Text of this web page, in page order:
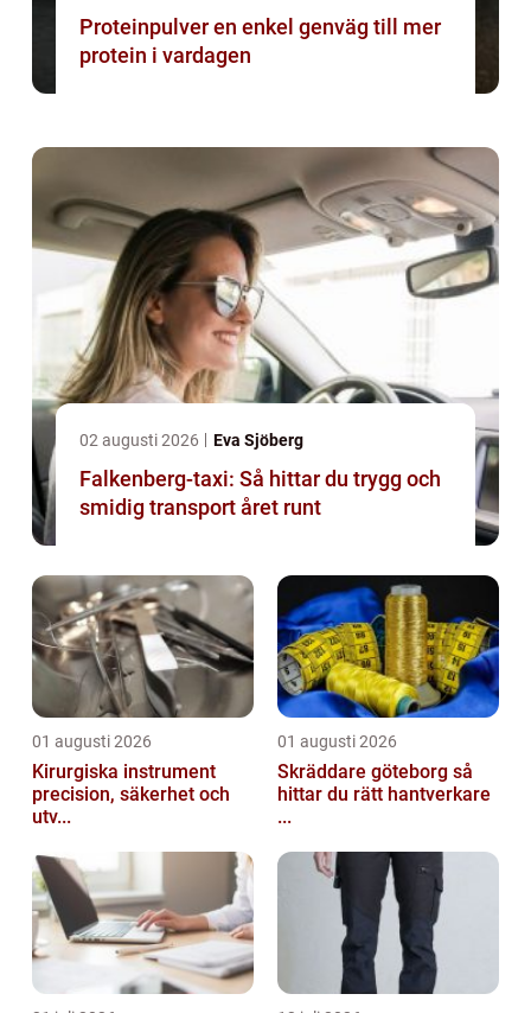
Proteinpulver en enkel genväg till mer
protein i vardagen
02 augusti 2026 Eva Sjöberg
Falkenberg-taxi: Så hittar du trygg och
smidig transport året runt
01 augusti 2026
Kirurgiska instrument
precision, säkerhet och
utv...
01 augusti 2026
Skräddare göteborg så
hittar du rätt hantverkare
...